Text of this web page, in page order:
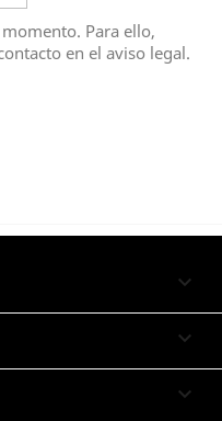
Para ello,
en el aviso legal.


